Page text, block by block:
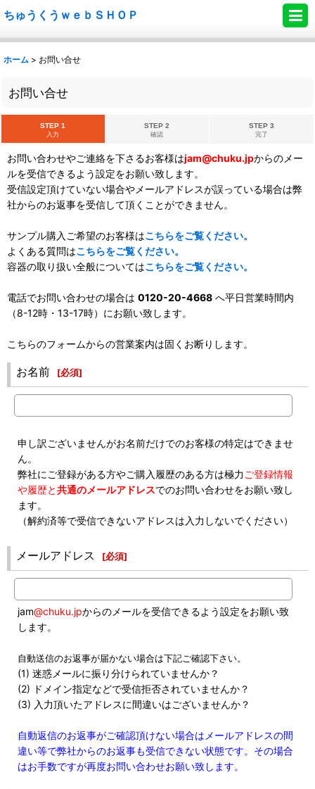
ちゅうくうｗｅｂＳＨＯＰ
ホーム > お問い合せ
お問い合せ
STEP 1
入力
STEP 2
確認
STEP 3
完了
お問い合わせやご連絡を下さるお客様はjam@chuku.jpからのメー
ルを受信できるよう設定をお願い致します。
受信設定頂けていない場合やメールアドレスが誤っている場合は弊
社からのお返事を受信して頂くことができません。
サンプル購入ご希望のお客様はこちらをご覧ください。
よくある質問はこちらをご覧ください。
容器の取り扱い全般についてはこちらをご覧ください。
電話でお問い合わせの場合は 0120-20-4668 へ平日営業時間内
（8-12時・13-17時）にお願い致します。
こちらのフォームからの営業案内は固くお断りします。
お名前 [必須]
申し訳ございませんがお名前だけでのお客様の特定はできませ
ん。
弊社にご登録がある方やご購入履歴のある方は極力 ご登録情報
や履歴と共通のメールアドレスでのお問い合わせをお願い致し
ます。
（解約済等で受信できないアドレスは入力しないでください）
メールアドレス [必須]
jam@chuku.jpからのメールを受信できるよう設定をお願い致
します。
自動送信のお返事が届かない場合は下記ご確認下さい。
(1) 迷惑メールに振り分けられていませんか？
(2) ドメイン指定などで受信拒否されていませんか？
(3) 入力頂いたアドレスに間違いはございませんか？
自動返信のお返事がご確認頂けない場合はメールアドレスの間
違い等で弊社からのお返事も受信できない状態です。その場合
はお手数ですが再度お問い合わせお願い致します。